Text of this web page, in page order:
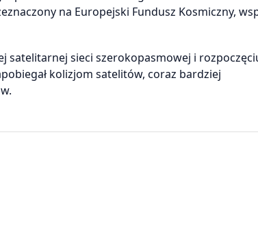
na Europejski Fundusz Kosmiczny,
sieci szerokopasmowej i
kolizjom satelitów, coraz bardziej